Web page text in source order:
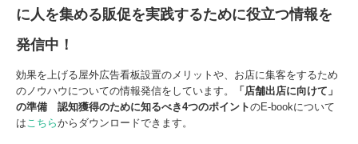
に人を集める販促を実践するために役立つ情報を
発信中！
効果を上げる屋外広告看板設置のメリットや、お店に集客をするため
のノウハウについての情報発信をしています。
「店舗出店に向けて」
の準備 認知獲得のために知るべき4つのポイントのE-bookについて
は こちらからダウンロードできます。